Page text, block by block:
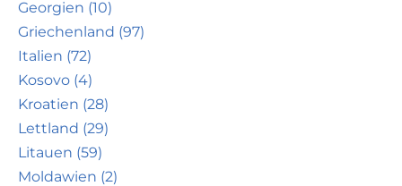
Georgien (10)
Griechenland (97)
Italien (72)
Kosovo (4)
Kroatien (28)
Lettland (29)
Litauen (59)
Moldawien (2)